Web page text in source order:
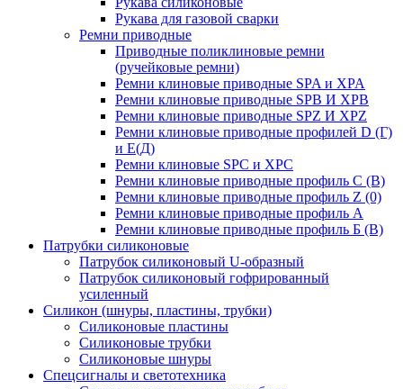
Рукава для газовой сварки
Ремни приводные
Приводные поликлиновые ремни
(ручейковые ремни)
Ремни клиновые приводные SPA и XPA
Ремни клиновые приводные SPB И XPB
Ремни клиновые приводные SPZ И XPZ
Ремни клиновые приводные профилей D (Г)
и Е(Д)
Ремни клиновые SPC и XPC
Ремни клиновые приводные профиль C (В)
Ремни клиновые приводные профиль Z (0)
Ремни клиновые приводные профиль А
Ремни клиновые приводные профиль Б (B)
Патрубки силиконовые
Патрубок силиконовый U-образный
Патрубок силиконовый гофрированный
усиленный
Силикон (шнуры, пластины, трубки)
Силиконовые пластины
Силиконовые трубки
Силиконовые шнуры
Спецсигналы и светотехника